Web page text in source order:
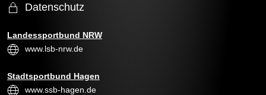
Datenschutz
Landessportbund NRW
www.lsb-nrw.de
Stadtsportbund Hagen
www.ssb-hagen.de